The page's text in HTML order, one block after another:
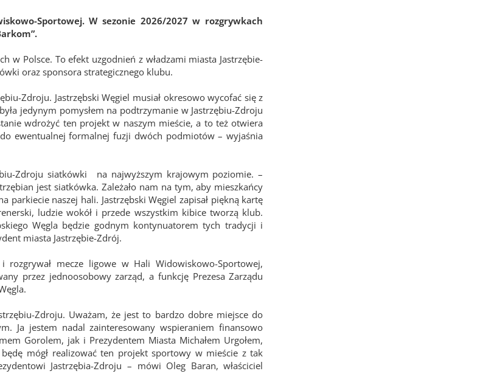
Sportowej. W sezonie 2026/2027 w rozgrywkach
w Polsce. To efekt uzgodnień z władzami miasta Jastrzębie-
oraz sponsora strategicznego klubu.
Zdroju. Jastrzębski Węgiel musiał okresowo wycofać się z
jedynym pomysłem na podtrzymanie w Jastrzębiu-Zdroju
wdrożyć ten projekt w naszym mieście, a to też otwiera
ewentualnej formalnej fuzji dwóch podmiotów – wyjaśnia
Zdroju siatkówki na najwyższym krajowym poziomie. –
jest siatkówka. Zależało nam na tym, aby mieszkańcy
naszej hali. Jastrzębski Węgiel zapisał piękną kartę
ludzie wokół i przede wszystkim kibice tworzą klub.
Węgla będzie godnym kontynuatorem tych tradycji i
miasta Jastrzębie-Zdrój.
rozgrywał mecze ligowe w Hali Widowiskowo-Sportowej,
przez jednoosobowy zarząd, a funkcję Prezesa Zarządu
Zdroju. Uważam, że jest to bardzo dobre miejsce do
Ja jestem nadal zainteresowany wspieraniem finansowo
Gorolem, jak i Prezydentem Miasta Michałem Urgołem,
mógł realizować ten projekt sportowy w mieście z tak
Jastrzębia-Zdroju – mówi Oleg Baran, właściciel